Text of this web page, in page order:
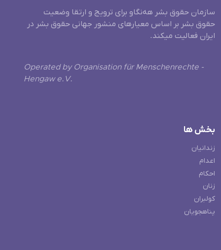
سازمان حقوق بشر هه‌نگاو برای ترویج و ارتقا وضعیت
حقوق بشر بر اساس معیارهای منشور جهانی حقوق بشر در
ایران فعالیت میکند.
Operated by Organisation für Menschenrechte -
Hengaw e.V.
بخش ها
زندانیان
اعدام
احکام
زنان
کولبران
پناهجویان